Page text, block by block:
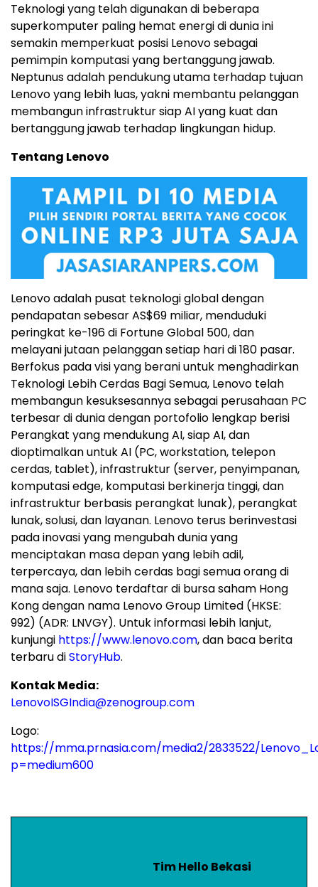
Teknologi yang telah digunakan di beberapa
superkomputer paling hemat energi di dunia ini
semakin memperkuat posisi Lenovo sebagai
pemimpin komputasi yang bertanggung jawab.
Neptunus adalah pendukung utama terhadap tujuan
Lenovo yang lebih luas, yakni membantu pelanggan
membangun infrastruktur siap AI yang kuat dan
bertanggung jawab terhadap lingkungan hidup.
Tentang Lenovo
Lenovo adalah pusat teknologi global dengan
pendapatan sebesar AS$69 miliar, menduduki
peringkat ke-196 di Fortune Global 500, dan
melayani jutaan pelanggan setiap hari di 180 pasar.
Berfokus pada visi yang berani untuk menghadirkan
Teknologi Lebih Cerdas Bagi Semua, Lenovo telah
membangun kesuksesannya sebagai perusahaan PC
terbesar di dunia dengan portofolio lengkap berisi
Perangkat yang mendukung AI, siap AI, dan
dioptimalkan untuk AI (PC, workstation, telepon
cerdas, tablet), infrastruktur (server, penyimpanan,
komputasi edge, komputasi berkinerja tinggi, dan
infrastruktur berbasis perangkat lunak), perangkat
lunak, solusi, dan layanan. Lenovo terus berinvestasi
pada inovasi yang mengubah dunia yang
menciptakan masa depan yang lebih adil,
terpercaya, dan lebih cerdas bagi semua orang di
mana saja. Lenovo terdaftar di bursa saham Hong
Kongdengan nama Lenovo Group Limited (HKSE:
992) (ADR: LNVGY). Untuk informasi lebih lanjut,
kunjungi https://www.lenovo.com, dan baca berita
terbaru diStoryHub.
Kontak Media:
LenovoISGIndia@zenogroup.com
Logo:
https://mma.prnasia.com/media2/2833522/
p=medium600
Tim Hello Bekasi